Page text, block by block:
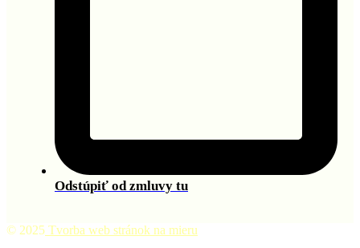
Odstúpiť od zmluvy tu
© 2025 Tvorba web stránok na mieru